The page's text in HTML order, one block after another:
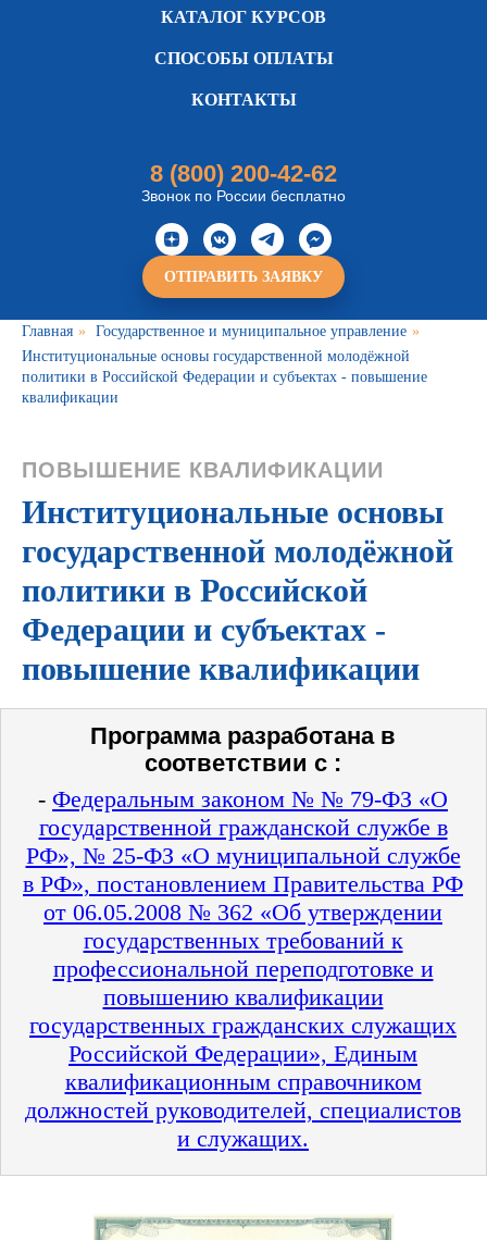
КАТАЛОГ КУРСОВ
СПОСОБЫ ОПЛАТЫ
КОНТАКТЫ
8 (800) 200-42-62
Звонок по России бесплатно
ОТПРАВИТЬ ЗАЯВКУ
Главная » Государственное и муниципальное управление »
Институциональные основы государственной молодёжной
политики в Российской Федерации и субъектах - повышение
квалификации
ПОВЫШЕНИЕ КВАЛИФИКАЦИИ
Институциональные основы
государственной молодёжной
политики в Российской
Федерации и субъектах -
повышение квалификации
Программа разработана в
соответствии с :
- Федеральным законом № № 79-ФЗ «О
государственной гражданской службе в
РФ», № 25-ФЗ «О муниципальной службе
в РФ», постановлением Правительства РФ
от 06.05.2008 № 362 «Об утверждении
государственных требований к
профессиональной переподготовке и
повышению квалификации
государственных гражданских служащих
Российской Федерации», Единым
квалификационным справочником
должностей руководителей, специалистов
и служащих.